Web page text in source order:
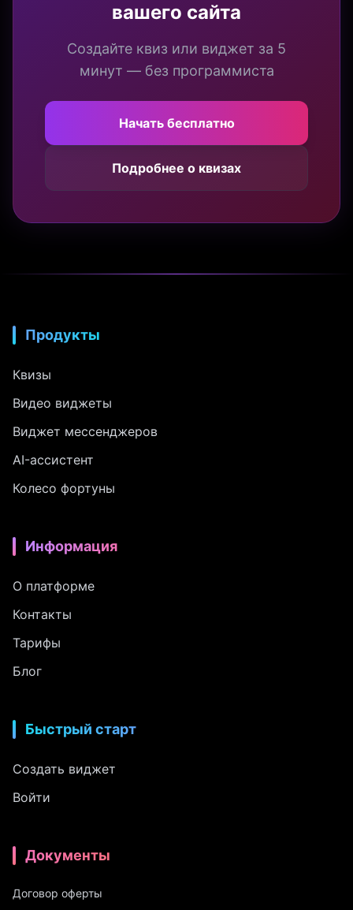
вашего сайта
Создайте квиз или виджет за 5
минут — без программиста
Начать бесплатно
Подробнее о квизах
Продукты
Квизы
Видео виджеты
Виджет мессенджеров
AI-ассистент
Колесо фортуны
Информация
О платформе
Контакты
Тарифы
Блог
Быстрый старт
Создать виджет
Войти
Документы
Договор оферты